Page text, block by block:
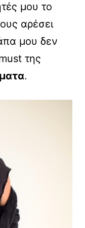
μου το
αρέσει
μου δεν
της
.